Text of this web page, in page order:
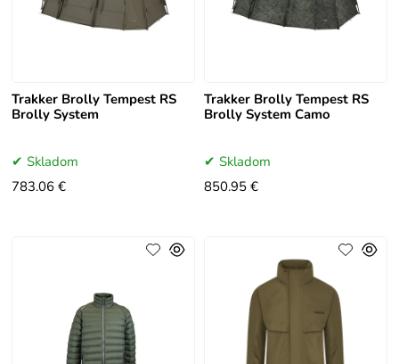
Trakker Brolly Tempest RS
Brolly System
Skladom
783.06 €
Trakker Brolly Tempest RS
Brolly System Camo
Skladom
850.95 €